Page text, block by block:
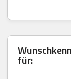
für: